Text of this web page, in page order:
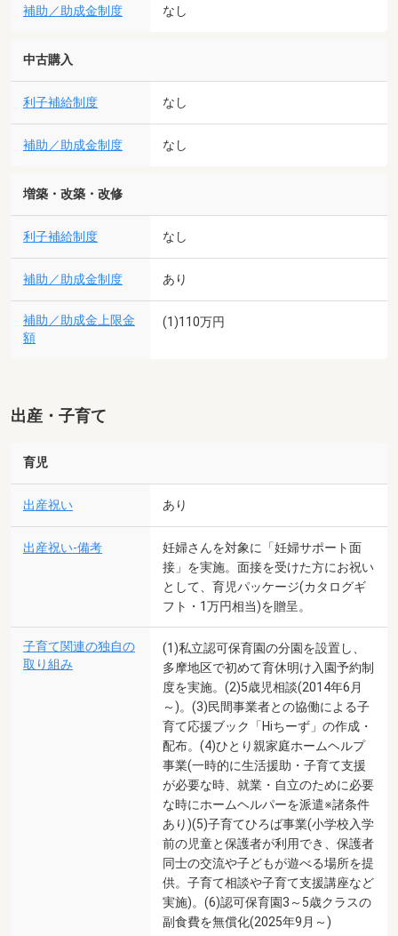
補助／助成金制度 なし
中古購入
利子補給制度 なし
補助／助成金制度 なし
増築・改築・改修
利子補給制度 なし
補助／助成金制度 あり
補助／助成金上限金
額
(1)110万円
出産・子育て
育児
出産祝い あり
出産祝い-備考
妊婦さんを対象に「妊婦サポート面
接」を実施。面接を受けた方にお祝い
として、育児パッケージ(カタログギ
フト・1万円相当)を贈呈。
子育て関連の独自の
取り組み
(1)私立認可保育園の分園を設置し、
多摩地区で初めて育休明け入園予約制
度を実施。(2)5歳児相談(2014年6月
～)。(3)民間事業者との協働による子
育て応援ブック「Hiちーず」の作成・
配布。(4)ひとり親家庭ホームヘルプ
事業(一時的に生活援助・子育て支援
が必要な時、就業・自立のために必要
な時にホームヘルパーを派遣※諸条件
あり)(5)子育てひろば事業(小学校入学
前の児童と保護者が利用でき、保護者
同士の交流や子どもが遊べる場所を提
供。子育て相談や子育て支援講座など
実施)。(6)認可保育園3～5歳クラスの
副食費を無償化(2025年9月～)